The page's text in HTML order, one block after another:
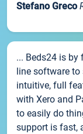
Stefano Greco
... Beds24 is by
line software to
intuitive, full
with Xero and
to easily do
support is fast,